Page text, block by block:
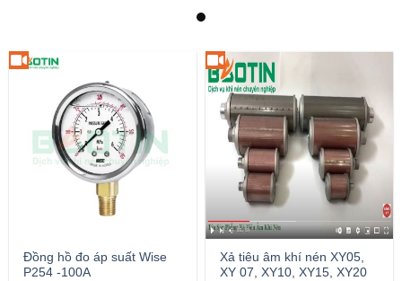
Đồng hồ đo áp suất Wise
P254 -100A
Xả tiêu âm khí nén XY05,
XY 07, XY10, XY15, XY20